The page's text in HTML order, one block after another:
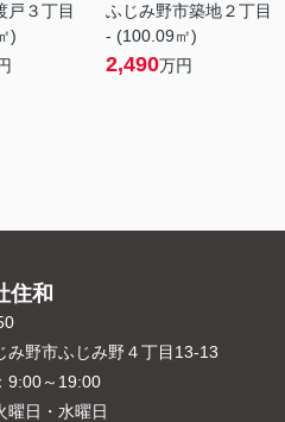
戸３丁目
)
ふじみ野市築地２丁目
- (100.09㎡)
2,490万円
住和
み野市ふじみ野４丁目13-13
9:00～19:00
曜日・水曜日